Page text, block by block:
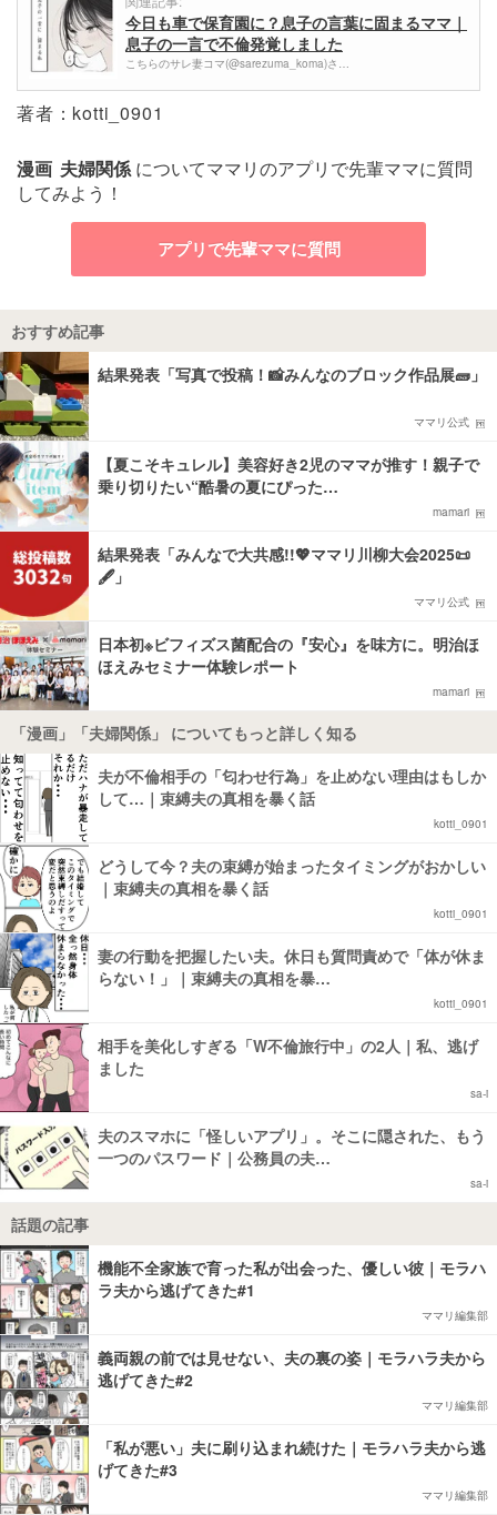
今日も車で保育園に？息子の言葉に固まるママ｜
息子の一言で不倫発覚しました
こちらのサレ妻コマ(@sarezuma_koma)さ…
著者：kotti_0901
漫画 夫婦関係 についてママリのアプリで先輩ママに質問
してみよう！
アプリで先輩ママに質問
おすすめ記事
結果発表「写真で投稿！📸みんなのブロック作品展🧱」
ママリ公式
【夏こそキュレル】美容好き2児のママが推す！親子で
乗り切りたい“酷暑の夏にぴった…
mamari
結果発表「みんなで大共感!!💖ママリ川柳大会2025📜
🖋️」
ママリ公式
日本初※ビフィズス菌配合の『安心』を味方に。明治ほ
ほえみセミナー体験レポート
mamari
「漫画」「夫婦関係」 についてもっと詳しく知る
夫が不倫相手の「匂わせ行為」を止めない理由はもしか
して…｜束縛夫の真相を暴く話
kotti_0901
どうして今？夫の束縛が始まったタイミングがおかしい
｜束縛夫の真相を暴く話
kotti_0901
妻の行動を把握したい夫。休日も質問責めで「体が休ま
らない！」｜束縛夫の真相を暴…
kotti_0901
相手を美化しすぎる「W不倫旅行中」の2人｜私、逃げ
ました
sa-i
夫のスマホに「怪しいアプリ」。そこに隠された、もう
一つのパスワード｜公務員の夫…
sa-i
話題の記事
機能不全家族で育った私が出会った、優しい彼｜モラハ
ラ夫から逃げてきた#1
ママリ編集部
義両親の前では見せない、夫の裏の姿｜モラハラ夫から
逃げてきた#2
ママリ編集部
「私が悪い」夫に刷り込まれ続けた｜モラハラ夫から逃
げてきた#3
ママリ編集部